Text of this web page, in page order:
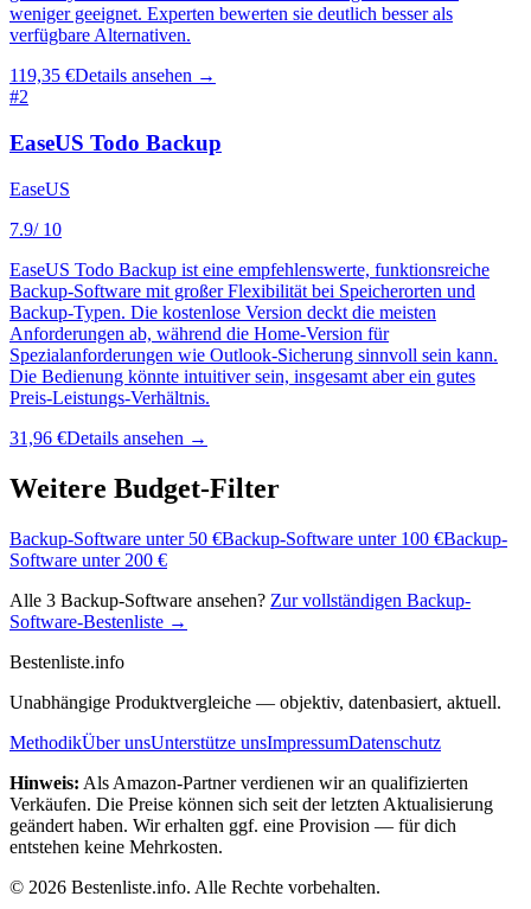
weniger geeignet. Experten bewerten sie deutlich besser als
verfügbare Alternativen.
119,35 €Details ansehen →
#2
EaseUS Todo Backup
EaseUS
7.9/ 10
EaseUS Todo Backup ist eine empfehlenswerte, funktionsreiche
Backup-Software mit großer Flexibilität bei Speicherorten und
Backup-Typen. Die kostenlose Version deckt die meisten
Anforderungen ab, während die Home-Version für
Spezialanforderungen wie Outlook-Sicherung sinnvoll sein kann.
Die Bedienung könnte intuitiver sein, insgesamt aber ein gutes
Preis-Leistungs-Verhältnis.
31,96 €Details ansehen →
Weitere Budget-Filter
Backup-Software unter 50 €Backup-Software unter 100 €Backup-
Software unter 200 €
Alle 3 Backup-Software ansehen? Zur vollständigen Backup-
Software-Bestenliste →
Bestenliste.info
Unabhängige Produktvergleiche — objektiv, datenbasiert, aktuell.
MethodikÜber unsUnterstütze unsImpressumDatenschutz
Hinweis: Als Amazon-Partner verdienen wir an qualifizierten
Verkäufen. Die Preise können sich seit der letzten Aktualisierung
geändert haben. Wir erhalten ggf. eine Provision — für dich
entstehen keine Mehrkosten.
© 2026 Bestenliste.info. Alle Rechte vorbehalten.